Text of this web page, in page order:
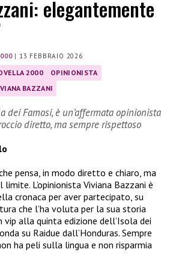
elegantemente
| 13 FEBBRAIO 2026
2000
OPINIONISTA
BAZZANI
dei Famosi, è un’affermata opinionista
diretto, ma sempre rispettoso
pensa, in modo diretto e chiaro, ma
limite. L’opinionista Viviana Bazzani è
cronaca per aver partecipato, su
che l’ha voluta per la sua storia
vip alla quinta edizione dell’Isola dei
su Raidue dall’Honduras. Sempre
ha peli sulla lingua e non risparmia